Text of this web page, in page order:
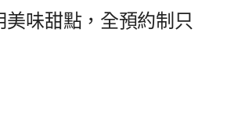
美味甜點，全預約制只